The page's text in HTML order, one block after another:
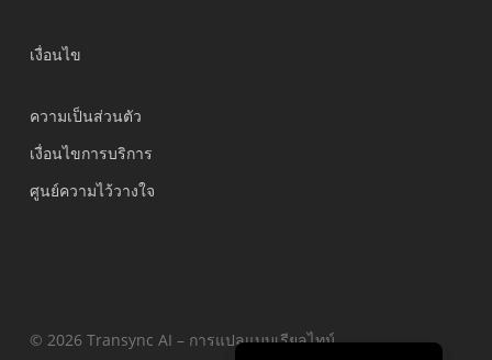
เงื่อนไข
ความเป็นส่วนตัว
เงื่อนไขการบริการ
ศูนย์ความไว้วางใจ
© 2026 Transync AI – การแปลแบบเรียลไทม์.
English